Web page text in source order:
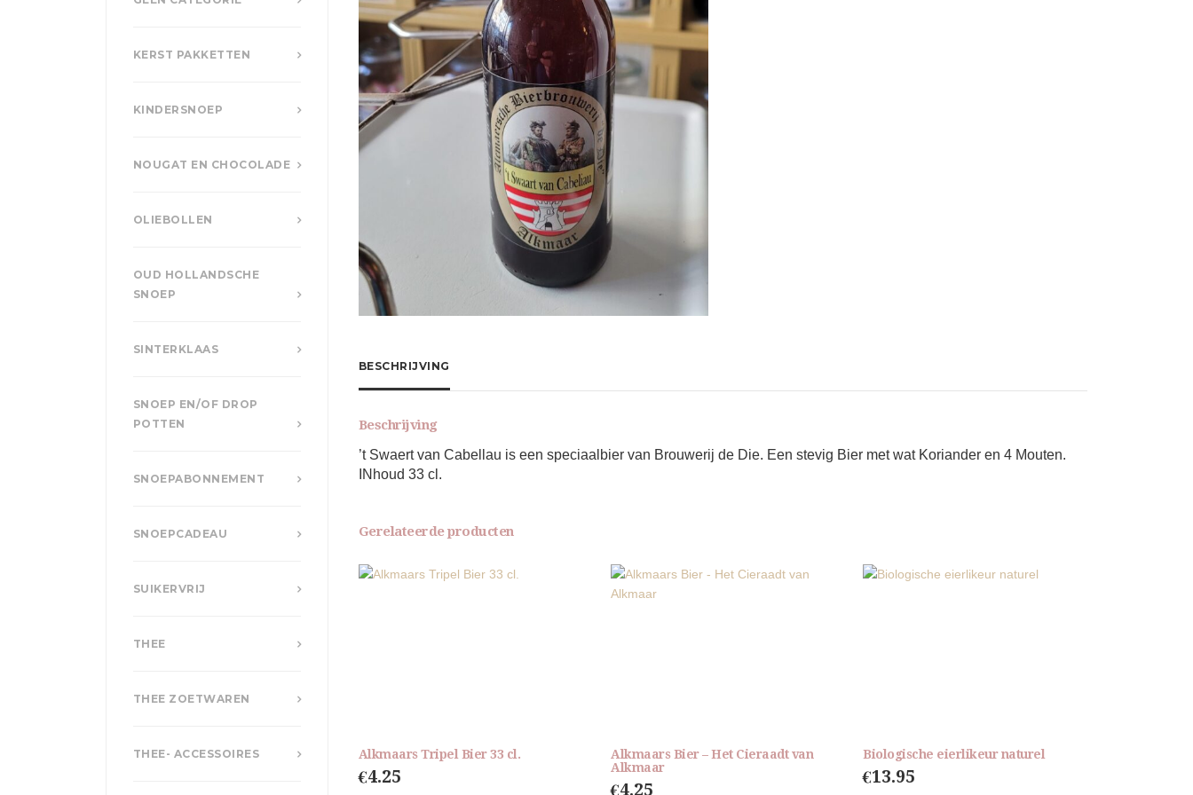
BESCHRIJVING
Beschrijving
’t Swaert van Cabellau is een speciaalbier van Brouwerij de Die. Een stevig Bier met wat Koriander en 4 Mouten.
INhoud 33 cl.
Gerelateerde producten
Alkmaars Tripel Bier 33 cl.
€4.25
Alkmaars Bier – Het Cieraadt van
Alkmaar
€4.25
Biologische eierlikeur naturel
€13.95
KERST PAKKETTEN
KINDERSNOEP
NOUGAT EN CHOCOLADE
OLIEBOLLEN
OUD HOLLANDSCHE
SNOEP
SINTERKLAAS
SNOEP EN/OF DROP
POTTEN
SNOEPABONNEMENT
SNOEPCADEAU
SUIKERVRIJ
THEE
THEE ZOETWAREN
THEE- ACCESSOIRES